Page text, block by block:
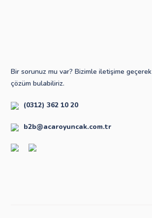
Bir sorunuz mu var? Bizimle iletişime geçerek
çözüm bulabiliriz.
(0312) 362 10 20
b2b@acaroyuncak.com.tr